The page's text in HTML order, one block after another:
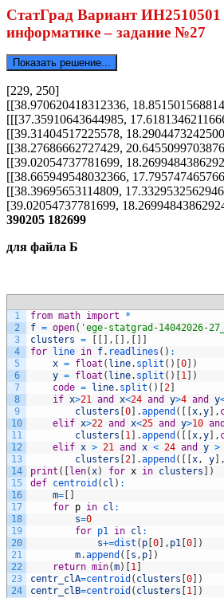
СтатГрад Вариант ИН2510501
информатике – задание №27
Показать решение...
[229, 250]
[[38.970620418312336,
[[[37.35910643644985,
[[39.31404517225578,
[[38.27686662727429,
[[39.02054737781699,
[[38.665949548032366,
[[38.39695653114809,
[39.02054737781699,
390205 182699
для файла Б
1
2
3
4
5
6
7
8
9
10
11
12
13
14
15
16
17
18
19
20
21
22
23
24
from math import
*
f = open( 'ege-statgrad-14042026-
clusters = [ [ ] , [ ] , [ ] ]
for line in f. readlines ( ) :
x = float ( line. split ( ) [0] )
y = float ( line. split ( ) [1] )
code = line. split ( ) [2]
if x>21 and x<24 and y>4 and y
clusters [0] .append ( [ [x,y] ,
elif x>22 and x<25 and y>10 and
clusters [1] .append ( [ [x,y] ,
elif x > 21 and x < 24 and y >
clusters [2] .append ( [ [x, y] ,
print ( [len(x) for x in clusters ] )
def centroid ( cl ) :
m= [ ]
for p in cl :
s=0
for p1 in cl :
s+=dist ( p [0] , p1 [0] )
m.append ( [s , p] )
return min(m) [1]
centr_clA=centroid ( clusters [0] )
centr_clB=centroid ( clusters [1] )